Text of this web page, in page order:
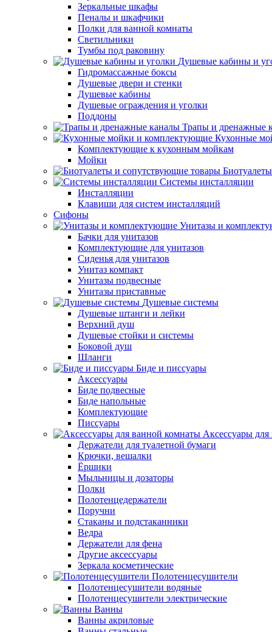
Зеркальные шкафы
Пеналы и шкафчики
Полки для ванной комнаты
Светильники
Тумбы под раковину
Душевые кабины и
Гидромассажные боксы
Душевые двери и стенки
Душевые кабины
Душевые ограждения и уголки
Поддоны
Трапы и дренажные
Кухонные
Комплектующие к кухонным мойкам
Мойки
Системы инсталляции
Инсталляции
Клавиши для систем инсталляций
Сифоны
Унитазы и
Бачки для унитазов
Комплектующие для унитазов
Сиденья для унитазов
Унитаз компакт
Унитазы подвесные
Унитазы приставные
Душевые системы
Душевые штанги и лейки
Верхний душ
Душевые стойки и системы
Боковой душ
Шланги
Биде и писсуары
Аксессуары
Биде подвесные
Биде напольные
Комплектующие
Писсуары
Аксессуары
Держатели для туалетной бумаги
Крючки, вешалки
Ёршики
Мыльницы и дозаторы
Полки
Полотенцедержатели
Поручни
Стаканы и подстаканники
Ведра
Держатели для фена
Другие аксессуары
Зеркала косметические
Полотенцесушители
Полотенцесушители водяные
Полотенцесушители электрические
Ванны
Ванны акриловые